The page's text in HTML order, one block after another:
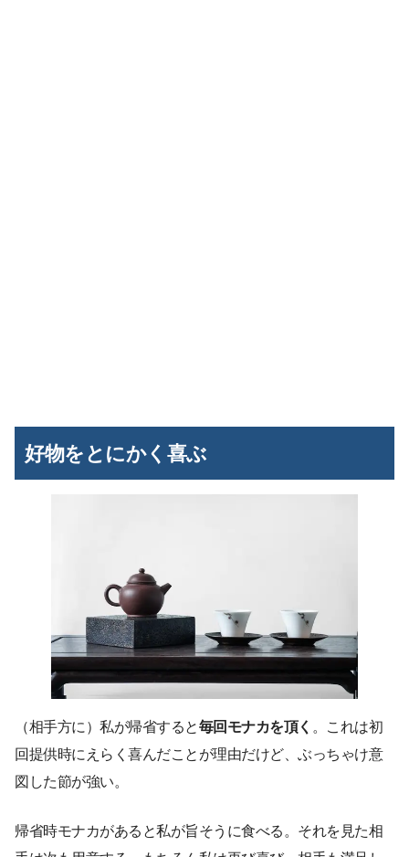
好物をとにかく喜ぶ
（相手方に）私が帰省すると毎回モナカを頂く 。これは初
回提供時にえらく喜んだことが理由だけど、ぶっちゃけ意
図した節が強い。
帰省時モナカがあると私が旨そうに食べる。それを見た相